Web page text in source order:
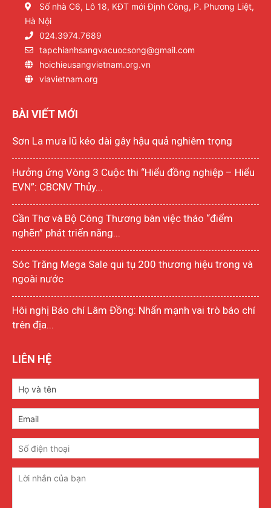
Số nhà C6, Lô 18, KĐT mới Định Công, P. Phương Liệt,
Hà Nội
024.3974.7689
tapchianhsangvacuocsong@gmail.com
hoichieusangvietnam.org.vn
vlavietnam.org
BÀI VIẾT MỚI
Sơn La mưa lũ kéo dài gây hậu quả nghiêm trọng
Hưởng ứng Vòng 3 Cuộc thi “Hiểu đồng nghiệp – Hiểu
EVN”: CBCNV Thủy...
Cần Thơ và Bộ Công Thương bàn việc tháo “điểm
nghẽn” phát triển năng...
Sóc Trăng Mega Sale qui tụ 200 thương hiệu trong và
ngoài nước
Hôi nghị Báo chí Lâm Đồng: Nhấn mạnh vai trò báo chí
trên địa...
LIÊN HỆ